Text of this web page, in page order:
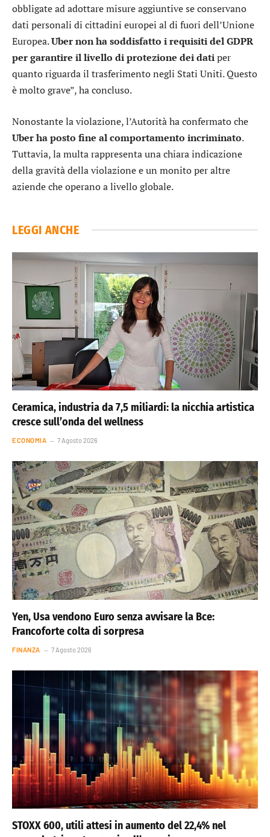
obbligate ad adottare misure aggiuntive se conservano
dati personali di cittadini europei al di fuori dell’Unione
Europea.Uber non ha soddisfatto i requisiti del GDPR
per garantire il livello di protezione dei datiper
quanto riguarda il trasferimento negli Stati Uniti. Questo
è molto grave”, ha concluso.
Nonostante la violazione, l’Autorità ha confermato che
Uber ha posto fine al comportamento incriminato.
Tuttavia, la multa rappresenta una chiara indicazione
della gravità della violazione e un monito per altre
aziende che operano a livello globale.
LEGGI ANCHE
Ceramica, industria da 7,5 miliardi: la nicchia artistica
cresce sull’onda del wellness
ECONOMIA 7 Agosto 2026
Yen, Usa vendono Euro senza avvisare la Bce:
Francoforte colta di sorpresa
FINANZA 7 Agosto 2026
STOXX 600, utili attesi in aumento del 22,4% nel